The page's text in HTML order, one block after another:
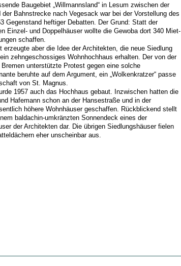
Baugebiet „Willmannsland“ in Lesum zwischen der
Bahnstrecke nach Vegesack war bei der Vorstellung des
Gegenstand heftiger Debatten. Der Grund: Statt der
Einzel- und Doppelhäuser wollte die Gewoba dort 340 Miet-
schaffen.
erzeugte aber die Idee der Architekten, die neue Siedlung
zehngeschossiges Wohnhochhaus erhalten. Der von der
unterstützte Protest gegen eine solche
beruhte auf dem Argument, ein „Wolkenkratzer“ passe
von St. Magnus.
1957 auch das Hochhaus gebaut. Inzwischen hatten die
Hafemann schon an der Hansestraße und in der
höhere Wohnhäuser geschaffen. Rückblickend stellt
baldachin-umkränzten Sonnendeck eines der
der Architekten dar. Die übrigen Siedlungshäuser fielen
eher unscheinbar aus.